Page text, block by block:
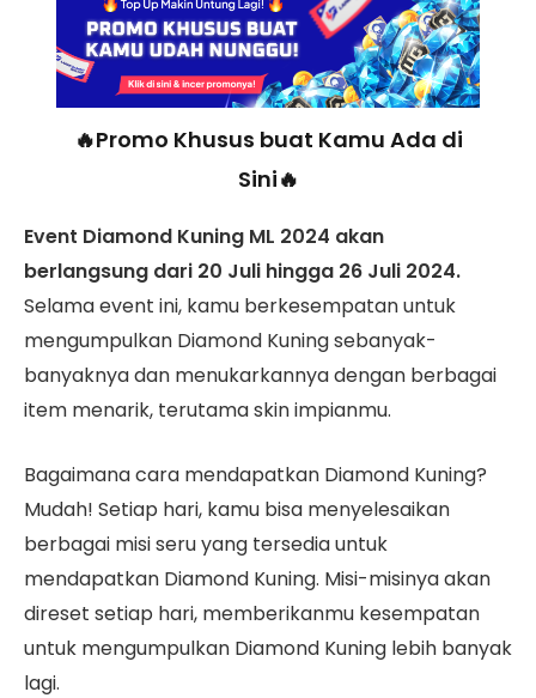
🔥Promo Khusus buat Kamu Ada di
Sini🔥
Event Diamond Kuning ML 2024 akan
berlangsung dari 20 Juli hingga 26 Juli 2024.
Selama event ini, kamu berkesempatan untuk
mengumpulkan Diamond Kuning sebanyak-
banyaknya dan menukarkannya dengan berbagai
item menarik, terutama skin impianmu.
Bagaimana cara mendapatkan Diamond Kuning?
Mudah! Setiap hari, kamu bisa menyelesaikan
berbagai misi seru yang tersedia untuk
mendapatkan Diamond Kuning. Misi-misinya akan
direset setiap hari, memberikanmu kesempatan
untuk mengumpulkan Diamond Kuning lebih banyak
lagi.